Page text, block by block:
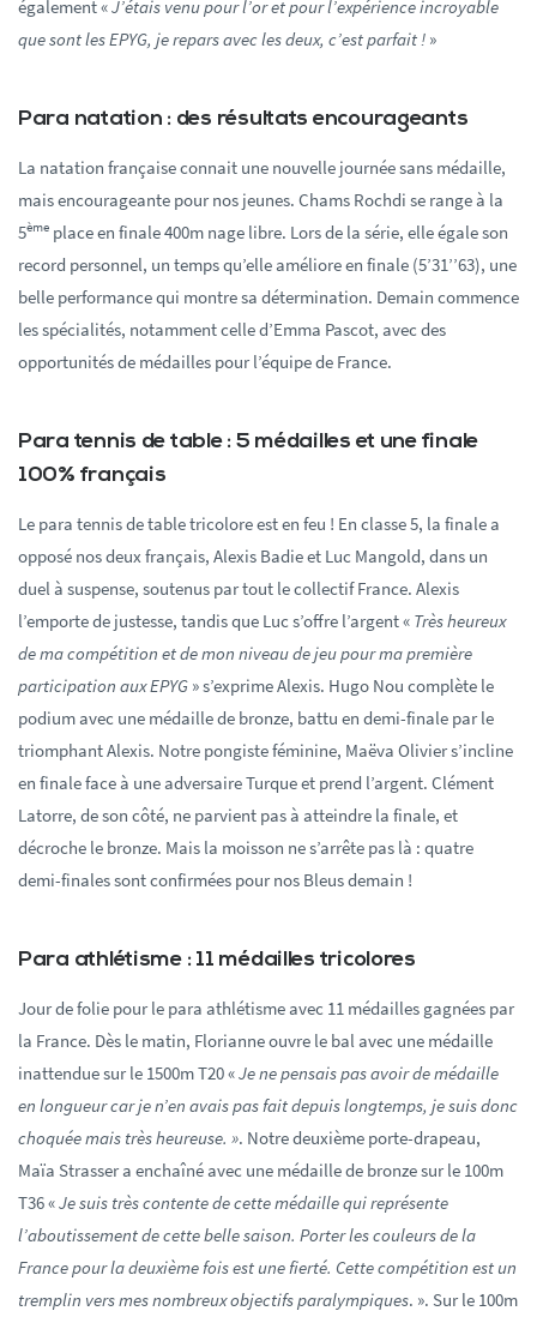
également «J’étais venu pour l’or et pour l’expérience incroyable
que sont les EPYG, je repars avec les deux, c’est parfait ! »
Para natation : des résultats encourageants
La natation française connait une nouvelle journée sans médaille,
mais encourageante pour nos jeunes. Chams Rochdi se range à la
5ème place en finale 400m nage libre. Lors de la série, elle égale son
record personnel, un temps qu’elle améliore en finale (5’31’’63), une
belle performance qui montre sa détermination. Demain commence
les spécialités, notamment celle d’Emma Pascot, avec des
opportunités de médailles pour l’équipe de France.
Para tennis de table : 5 médailles et une finale
100% français
Le para tennis de table tricolore est en feu ! En classe 5, la finale a
opposé nos deux français, Alexis Badie et Luc Mangold, dans un
duel à suspense, soutenus par tout le collectif France. Alexis
l’emporte de justesse, tandis que Luc s’offre l’argent « Très heureux
de ma compétition et de mon niveau de jeu pour ma première
participation aux EPYG » s’exprime Alexis. Hugo Nou complète le
podium avec une médaille de bronze, battu en demi-finale par le
triomphant Alexis. Notre pongiste féminine, Maëva Olivier s’incline
en finale face à une adversaire Turque et prend l’argent. Clément
Latorre, de son côté, ne parvient pas à atteindre la finale, et
décroche le bronze. Mais la moisson ne s’arrête pas là : quatre
demi-finales sont confirmées pour nos Bleus demain !
Para athlétisme : 11 médailles tricolores
Jour de folie pour le para athlétisme avec 11 médailles gagnées par
la France. Dès le matin, Florianne ouvre le bal avec une médaille
inattendue sur le 1500m T20 «Je ne pensais pas avoir de médaille
en longueur car je n’en avais pas fait depuis longtemps, je suis donc
choquée mais très heureuse. ». Notre deuxième porte-drapeau,
Maïa Strasser a enchaîné avec une médaille de bronze sur le 100m
T36 «Je suis très contente de cette médaille qui représente
l’aboutissement de cette belle saison. Porter les couleurs de la
France pour la deuxième fois est une fierté. Cette compétition est un
tremplin vers mes nombreux objectifs paralympiques. ». Sur le 100m